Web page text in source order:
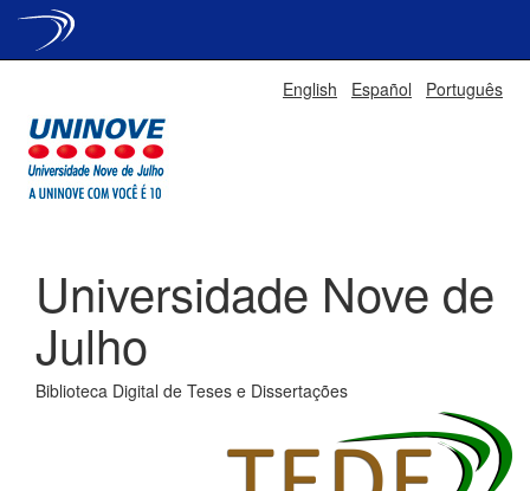
English Español Português
Universidade Nove de
Julho
Biblioteca Digital de Teses e Dissertações